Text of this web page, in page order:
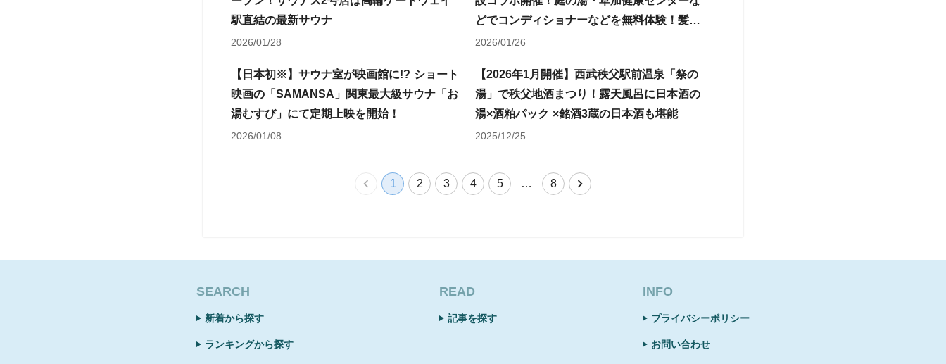
駅直結の最新サウナ
2026/01/28
どでコンディショナーなどを無料体験！髪か
ら整う「全の湯」を実感
2026/01/26
【日本初※】サウナ室が映画館に!? ショート
映画の「SAMANSA」関東最大級サウナ「お
湯むすび」にて定期上映を開始！
2026/01/08
【2026年1月開催】西武秩父駅前温泉「祭の
湯」で秩父地酒まつり！露天風呂に日本酒の
湯×酒粕パック ×銘酒3蔵の日本酒も堪能
2025/12/25
1 2 3 4 5 … 8
SEARCH
新着から探す
ランキングから探す
READ
記事を探す
INFO
プライバシーポリシー
お問い合わせ